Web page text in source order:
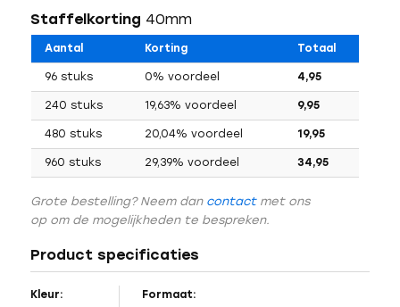
Staffelkorting 40mm
Aantal Korting Totaal
96 stuks 0% voordeel 4,95
240 stuks 19,63% voordeel 9,95
480 stuks 20,04% voordeel 19,95
960 stuks 29,39% voordeel 34,95
Grote bestelling? Neem dan contactmet ons
op om de mogelijkheden te bespreken.
Product specificaties
Kleur:
Formaat: